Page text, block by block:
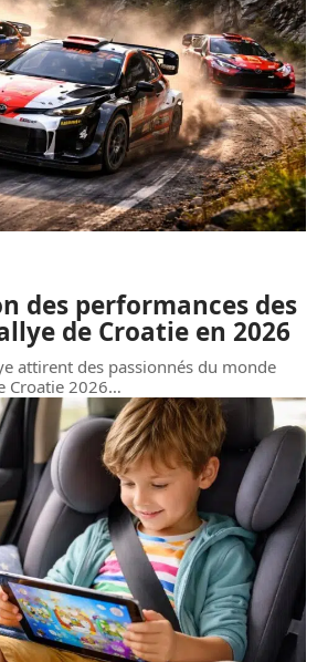
des performances des
de Croatie en 2026
attirent des passionnés du monde
Croatie 2026…